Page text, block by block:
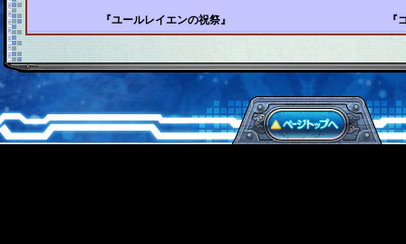
『ユールレイエンの祝祭』 『